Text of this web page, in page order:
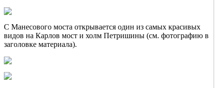
С Манесового моста открывается один из самых красивых
видов на Карлов мост и холм Петришины (см. фотографию в
заголовке материала).